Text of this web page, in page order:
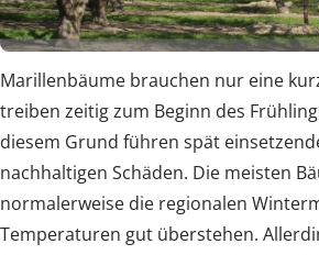
Marillenbäume brauchen nur eine
treiben zeitig zum Beginn des
diesem Grund führen spät
nachhaltigen Schäden. Die meisten
normalerweise die regionalen
Temperaturen gut überstehen.